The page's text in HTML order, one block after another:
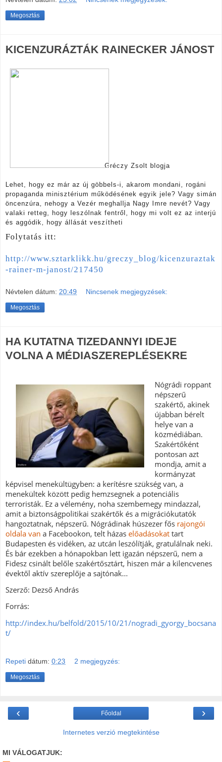
Megosztás
KICENZURÁZTÁK RAINECKER JÁNOST
Gréczy Zsolt blogja
Lehet, hogy ez már az új göbbels-i, akarom mondani, rogáni
propaganda minisztérium működésének egyik jele? Vagy simán
öncenzúra, nehogy a Vezér meghallja Nagy Imre nevét? Vagy
valaki retteg, hogy leszólnak fentről, hogy mi volt ez az interjú
és aggódik, hogy állását veszítheti
Folytatás itt:
http://www.sztarklikk.hu/greczy_blog/kicenzuraztak
-rainer-m-janost/217450
Névtelen dátum: 20:49 Nincsenek megjegyzések:
Megosztás
HA KUTATNA TIZEDANNYI IDEJE
VOLNA A MÉDIASZEREPLÉSEKRE
Nógrádi roppant
népszerű
szakértő, akinek
újabban bérelt
helye van a
közmédiában.
Szakértőként
pontosan azt
mondja, amit a
kormányzat
képvisel menekültügyben: a kerítésre szükség van, a
menekültek között pedig hemzsegnek a potenciális
terroristák. Ez a vélemény, noha szembemegy mindazzal,
amit a biztonságpolitikai szakértők és a migrációkutatók
hangoztatnak, népszerű. Nógrádinak húszezer fős rajongói
oldala van a Facebookon, telt házas előadásokat tart
Budapesten és vidéken, az utcán leszólítják, gratulálnak neki.
És bár ezekben a hónapokban lett igazán népszerű, nem a
Fidesz csinált belőle szakértősztárt, hiszen már a kilencvenes
évektől aktív szereplője a sajtónak...
Szerző: Dezső András
Forrás:
http://index.hu/belfold/2015/10/21/nogradi_gyorgy_bocsana
t/
Repeti dátum: 0:23 2 megjegyzés:
Megosztás
‹ ›
Főoldal
Internetes verzió megtekintése
MI VÁLOGATJUK: